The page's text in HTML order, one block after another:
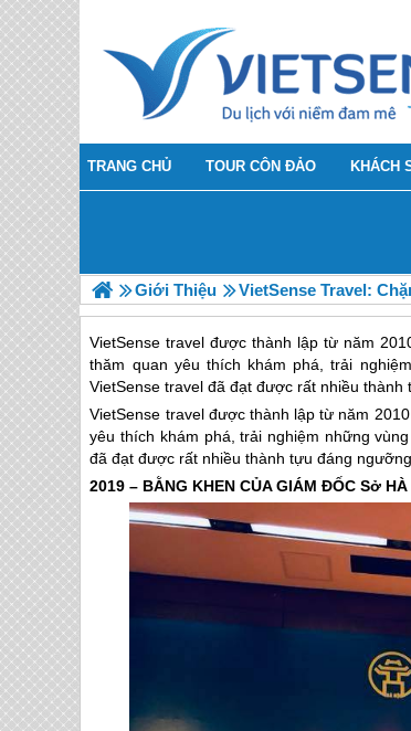
TRANG CHỦ TOUR CÔN ĐẢO KHÁCH
Giới Thiệu VietSense Travel:
VietSense travel được thành lập từ năm
thăm quan yêu thích khám phá, trải
VietSense travel đã đạt được rất nhiều
VietSense travel được thành lập từ năm
yêu thích khám phá, trải nghiệm những
đã đạt được rất nhiều thành tựu đáng
2019 – BẰNG KHEN CỦA GIÁM ĐỐC Sở HÀ